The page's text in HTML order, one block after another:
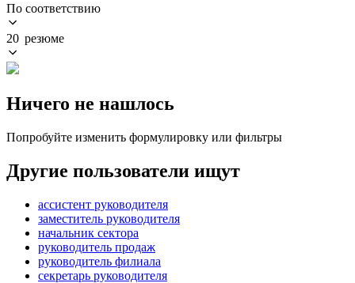
По соответствию
20 резюме
Ничего не нашлось
Попробуйте изменить формулировку или фильтры
Другие пользователи ищут
ассистент руководителя
заместитель руководителя
начальник сектора
руководитель продаж
руководитель филиала
секретарь руководителя